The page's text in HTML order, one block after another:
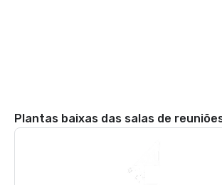
Plantas baixas das salas de